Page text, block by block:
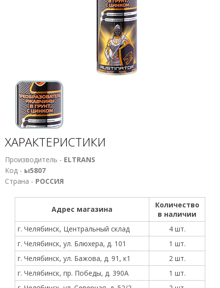
ХАРАКТЕРИСТИКИ
Производитель - ELTRANS
Код - ы5807
Страна - РОССИЯ
Адрес магазина
Количество
в наличии
г. Челябинск, Центральный склад
4 шт.
г. Челябинск, ул. Блюхера, д. 101
1 шт.
г. Челябинск, ул. Бажова, д. 91, к1
2 шт.
г. Челябинск, пр. Победы, д. 390А
1 шт.